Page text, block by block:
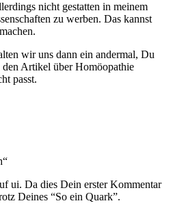
nicht gestatten in meinem
zu werben. Das kannst
wir uns dann ein andermal, Du
den Artikel über Homöopathie
passt.
ui. Da dies Dein erster Kommentar
Deines “So ein Quark”.